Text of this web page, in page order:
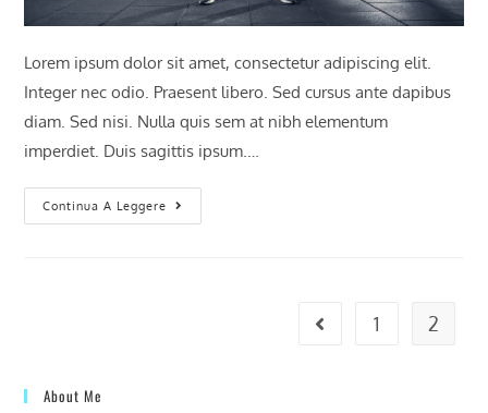
Lorem ipsum dolor sit amet, consectetur adipiscing elit.
Integer nec odio. Praesent libero. Sed cursus ante dapibus
diam. Sed nisi. Nulla quis sem at nibh elementum
imperdiet. Duis sagittis ipsum.…
Continua A Leggere
Torquent
Per
Vai alla pagina
1 2
About Me